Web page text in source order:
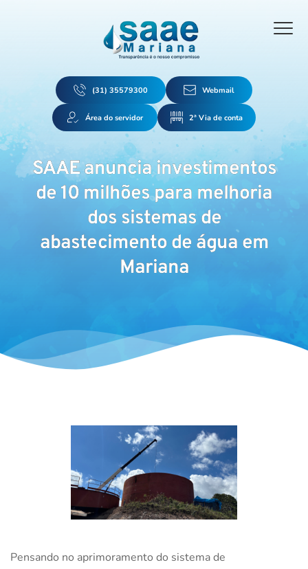
(31) 35579300 Webmail
Área do servidor 2ª Via de conta
SAAE anuncia investimentos
de 10 milhões para melhoria
dos sistemas de
abastecimento de água em
Mariana
Pensando no aprimoramento do sistema de